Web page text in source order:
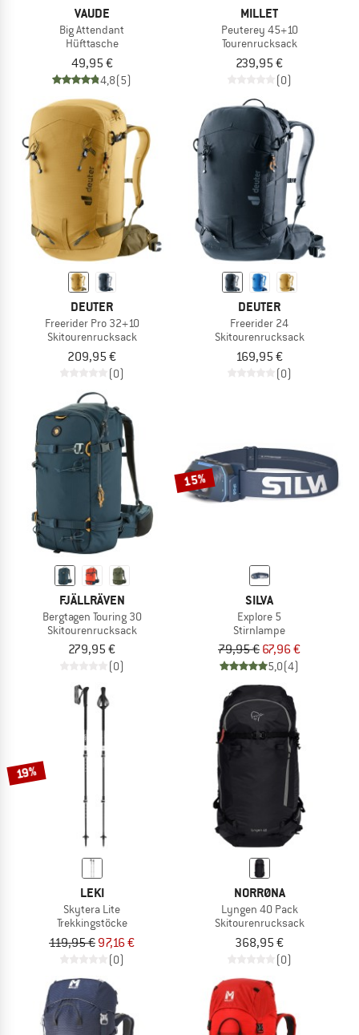
VAUDE
Big Attendant
Hüfttasche
49,95 €
4,8(5)
MILLET
Peuterey 45+10
Tourenrucksack
239,95 €
(0)
DEUTER
Freerider Pro 32+10
Skitourenrucksack
209,95 €
(0)
DEUTER
Freerider 24
Skitourenrucksack
169,95 €
(0)
FJÄLLRÄVEN
Bergtagen Touring 30
Skitourenrucksack
279,95 €
(0)
15%
SILVA
Explore 5
Stirnlampe
79,95 € 67,96 €
5,0(4)
19%
LEKI
Skytera Lite
Trekkingstöcke
119,95 € 97,16 €
(0)
NORRØNA
Lyngen 40 Pack
Skitourenrucksack
368,95 €
(0)